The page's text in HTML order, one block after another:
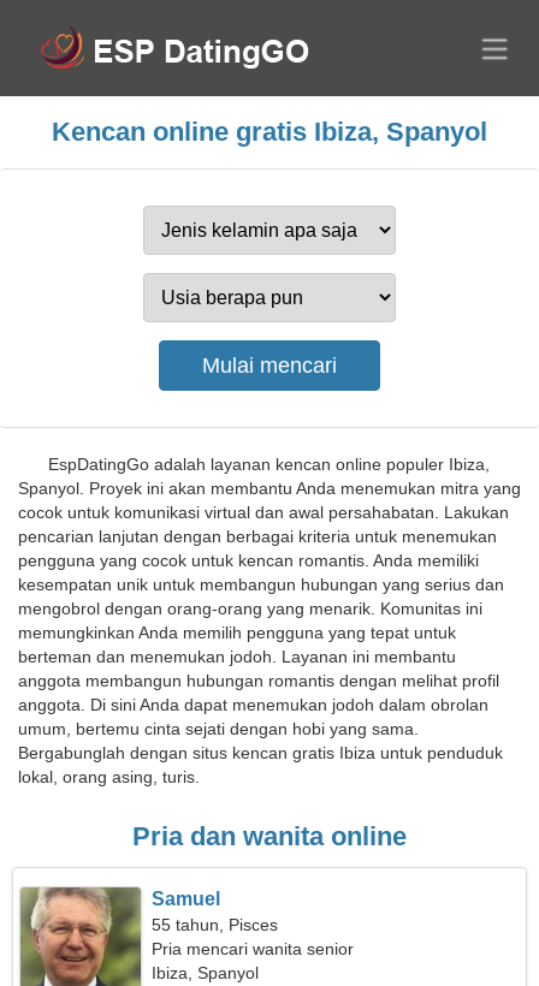
Kencan online gratis Ibiza, Spanyol
EspDatingGo adalah layanan kencan online populer Ibiza,
Spanyol. Proyek ini akan membantu Anda menemukan mitra yang
cocok untuk komunikasi virtual dan awal persahabatan. Lakukan
pencarian lanjutan dengan berbagai kriteria untuk menemukan
pengguna yang cocok untuk kencan romantis. Anda memiliki
kesempatan unik untuk membangun hubungan yang serius dan
mengobrol dengan orang-orang yang menarik. Komunitas ini
memungkinkan Anda memilih pengguna yang tepat untuk
berteman dan menemukan jodoh. Layanan ini membantu
anggota membangun hubungan romantis dengan melihat profil
anggota. Di sini Anda dapat menemukan jodoh dalam obrolan
umum, bertemu cinta sejati dengan hobi yang sama.
Bergabunglah dengan situs kencan gratis Ibiza untuk penduduk
lokal, orang asing, turis.
Pria dan wanita online
Samuel
55 tahun, Pisces
Pria mencari wanita senior
Ibiza, Spanyol